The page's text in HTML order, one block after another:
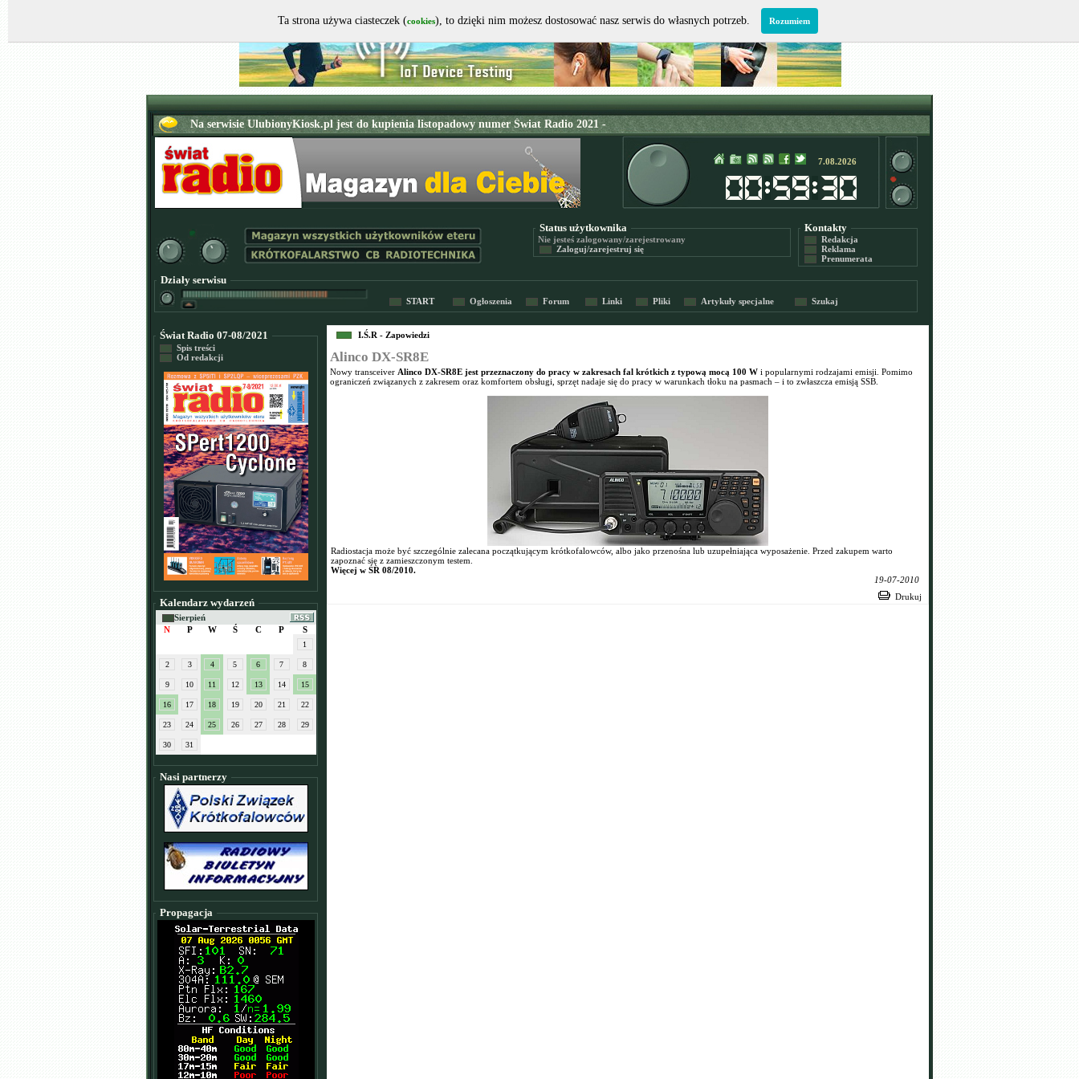
7.08.2026
Status użytkownika
Nie jesteś zalogowany/zarejestrowany
Zaloguj/zarejestruj się
Kontakty
Redakcja
Reklama
Prenumerata
Działy serwisu
START Ogłoszenia Forum Linki Pliki Artykuły specjalne Szukaj
Świat Radio 07-08/2021
Spis treści
Od redakcji
Kalendarz wydarzeń
Sierpień
N
P W Ś C P S
1
2 3 4 5 6 7 8
9 10 11 12 13 14 15
16 17 18 19 20 21 22
23 24 25 26 27 28 29
30 31
Nasi partnerzy
Propagacja
I.Ś.R - Zapowiedzi
Alinco DX-SR8E
Nowy transceiver Alinco DX-SR8E jest przeznaczony do pracy w zakresach fal krótkich z typową mocą 100 W i popularnymi rodzajami emisji. Pomimo
ograniczeń związanych z zakresem oraz komfortem obsługi, sprzęt nadaje się do pracy w warunkach tłoku na pasmach – i to zwłaszcza emisją SSB.
Radiostacja może być szczególnie zalecana początkującym krótkofalowców, albo jako przenośna lub uzupełniająca wyposażenie. Przed zakupem warto
zapoznać się z zamieszczonym testem.
Więcej w ŚR 08/2010.
19-07-2010
Drukuj
Ta strona używa ciasteczek (cookies), to dzięki nim możesz dostosować nasz serwis do własnych potrzeb. Rozumiem